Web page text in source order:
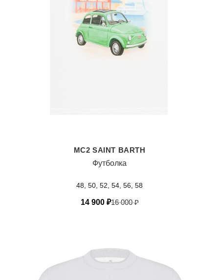
MC2 SAINT BARTH
Футболка
48, 50, 52, 54, 56, 58
16 000₽
14 900 ₽